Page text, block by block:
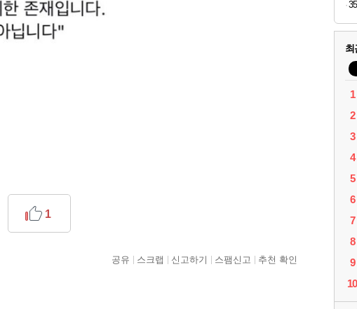
1
공유 스크랩 신고하기 스팸신고 추천 확인
최
1
2
3
4
5
6
7
8
9
10